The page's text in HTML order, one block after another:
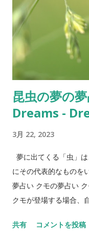
る専門家である「
う職業も存在しました
ては、キリスト教の影
時期がありました。し
登場するため、夢占い
でした。また、中世ヨ
診断する「夢診断」と
いても、夢占いは人々
用いた心理療法を提唱
た。また、現代では
ーも存在しています。
す。夢占いは、古代か
刻まれている占いの一
が挙げられます。 自
昆虫の夢の
Dreams -
3月 22, 2023
夢に出てくる「虫」
にその代表的なものを
夢占い クモの夢占い
クモが登場する場合、
場合は、その危険から
共有 コメントを投稿